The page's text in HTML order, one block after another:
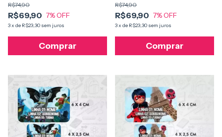
R$69,90
R$74,90
7% OFF
3x de R$23,30 sem juros
Comprar
R$69,90
R$74,90
7% OFF
3x de R$23,30 sem juros
Comprar